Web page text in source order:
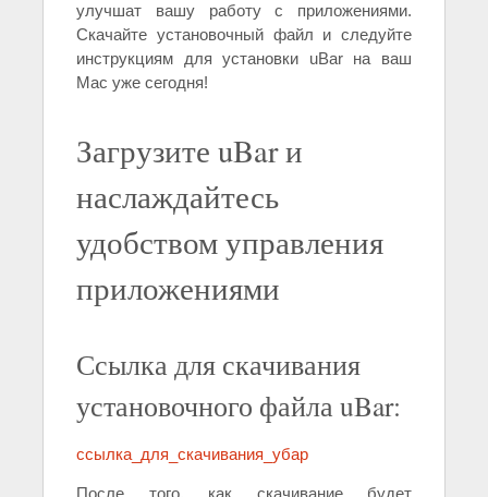
улучшат вашу работу с приложениями.
Скачайте установочный файл и следуйте
инструкциям для установки uBar на ваш
Mac уже сегодня!
Загрузите uBar и
наслаждайтесь
удобством управления
приложениями
Ссылка для скачивания
установочного файла uBar:
ссылка_для_скачивания_убар